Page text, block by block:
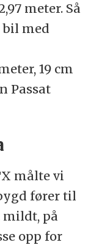
meter. Så
bil med
19 cm
Passat
målte vi
fører til
mildt, på
opp for